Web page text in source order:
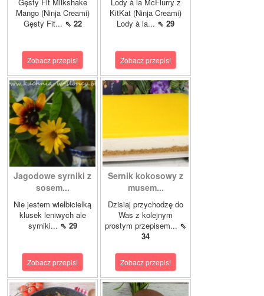
Mango (Ninja Creami)
Gęsty Fit... ⇖ 22
Zobacz przepis!
KitKat (Ninja Creami)
Lody à la... ⇖ 29
Zobacz przepis!
Jagodowe syrniki z
sosem...
Nie jestem wielbicielką
klusek leniwych ale
syrniki... ⇖ 29
Zobacz przepis!
Sernik kokosowy z
musem...
Dzisiaj przychodzę do
Was z kolejnym
prostym przepisem... ⇖
34
Zobacz przepis!